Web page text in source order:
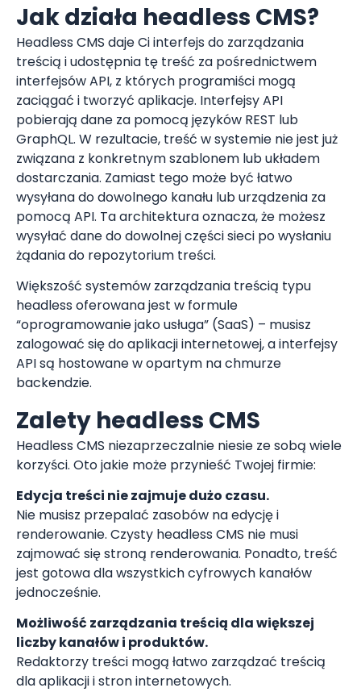
Jak działa headless CMS?
Headless CMS daje Ci interfejs do zarządzania
treścią i udostępnia tę treść za pośrednictwem
interfejsów API, z których programiści mogą
zaciągać i tworzyć aplikacje. Interfejsy API
pobierają dane za pomocą języków REST lub
GraphQL. W rezultacie, treść w systemie nie jest już
związana z konkretnym szablonem lub układem
dostarczania. Zamiast tego może być łatwo
wysyłana do dowolnego kanału lub urządzenia za
pomocą API. Ta architektura oznacza, że ​​możesz
wysyłać dane do dowolnej części sieci po wysłaniu
żądania do repozytorium treści.
Większość systemów zarządzania treścią typu
headless oferowana jest w formule
“oprogramowanie jako usługa” (SaaS) – musisz
zalogować się do aplikacji internetowej, a interfejsy
API są hostowane w opartym na chmurze
backendzie.
Zalety headless CMS
Headless CMS niezaprzeczalnie niesie ze sobą wiele
korzyści. Oto jakie może przynieść Twojej firmie:
Edycja treści nie zajmuje dużo czasu.
Nie musisz przepalać zasobów na edycję i
renderowanie. Czysty headless CMS nie musi
zajmować się stroną renderowania. Ponadto, treść
jest gotowa dla wszystkich cyfrowych kanałów
jednocześnie.
Możliwość zarządzania treścią dla większej
liczby kanałów i produktów.
Redaktorzy treści mogą łatwo zarządzać treścią
dla aplikacji i stron internetowych.